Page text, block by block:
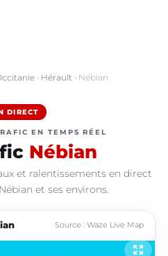
› Hérault › Nébian
DIRECT
EN TEMPS RÉEL
Nébian
et ralentissements en direct
et ses environs.
Source : Waze Live Map